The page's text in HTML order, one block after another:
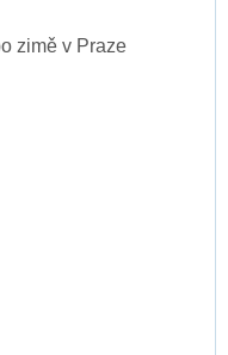
zimě v Praze